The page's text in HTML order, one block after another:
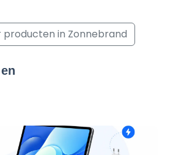
producten in Zonnebrand